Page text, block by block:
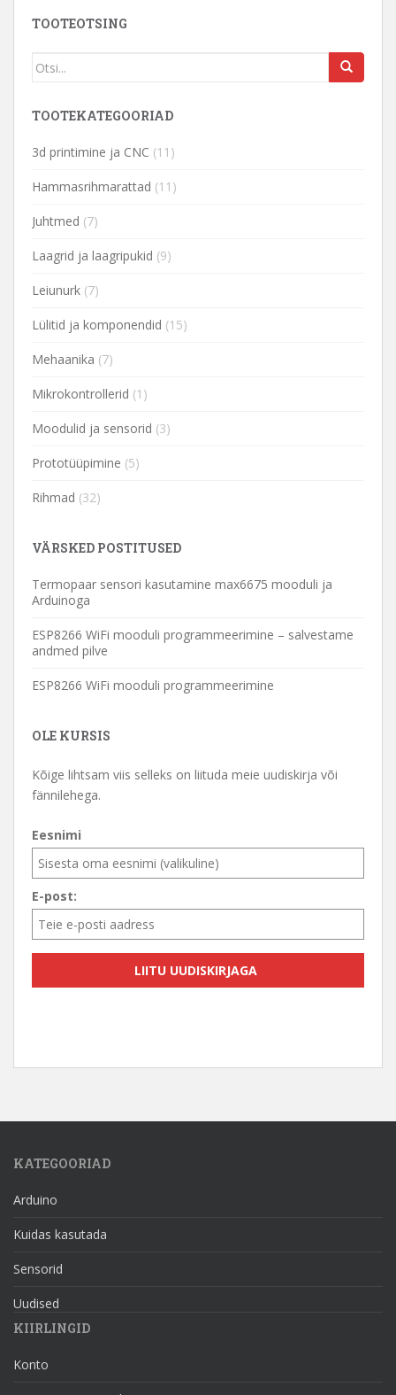
TOOTEOTSING
TOOTEKATEGOORIAD
3d printimine ja CNC (11)
Hammasrihmarattad (11)
Juhtmed (7)
Laagrid ja laagripukid (9)
Leiunurk (7)
Lülitid ja komponendid (15)
Mehaanika (7)
Mikrokontrollerid (1)
Moodulid ja sensorid (3)
Prototüüpimine (5)
Rihmad (32)
VÄRSKED POSTITUSED
Termopaar sensori kasutamine max6675 mooduli ja
Arduinoga
ESP8266 WiFi mooduli programmeerimine – salvestame
andmed pilve
ESP8266 WiFi mooduli programmeerimine
OLE KURSIS
Kõige lihtsam viis selleks on liituda meie uudiskirja või
fännilehega.
Eesnimi
E-post:
KATEGOORIAD
Arduino
Kuidas kasutada
Sensorid
Uudised
KIIRLINGID
Konto